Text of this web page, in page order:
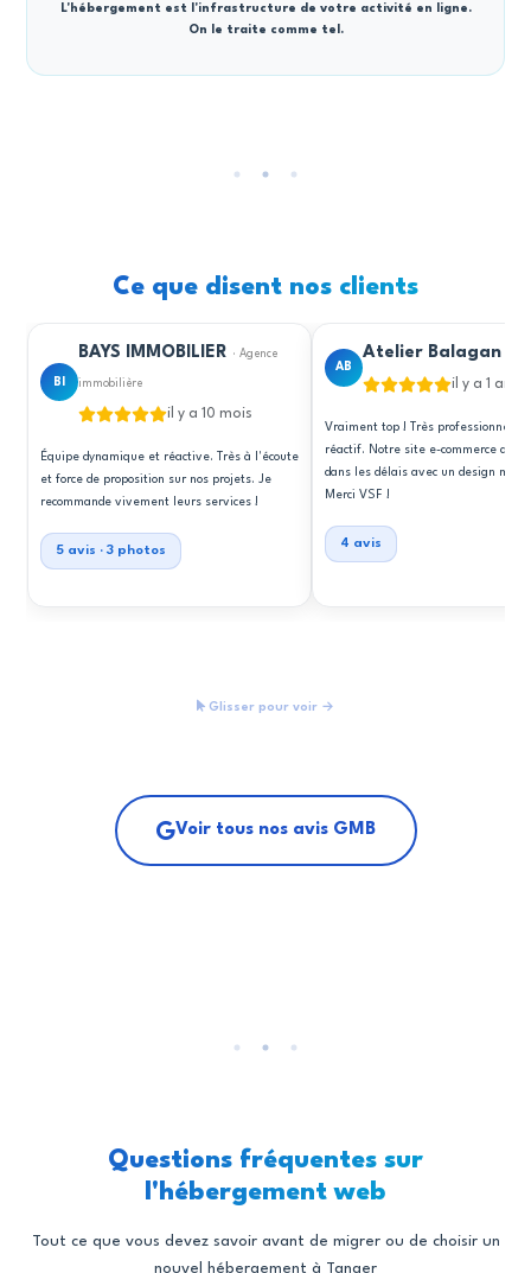
L'hébergement est l'infrastructure de votre activité en ligne.
On le traite comme tel.
Ce que disent nos clients
BI
BAYS IMMOBILIER · Agence
immobilière
il y a 10 mois
Équipe dynamique et réactive. Très à l'écoute
et force de proposition sur nos projets. Je
recommande vivement leurs services !
5 avis · 3 photos
AB
Atelier Balagan
il y a 1 an
Vraiment top ! Très professionnel,
réactif. Notre site e-commerce a
dans les délais avec un design
Merci VSF !
4 avis
Glisser pour voir →
Voir tous nos avis GMB
Questions fréquentes sur
l'hébergement web
Tout ce que vous devez savoir avant de migrer ou de choisir un
nouvel hébergement à Tanger